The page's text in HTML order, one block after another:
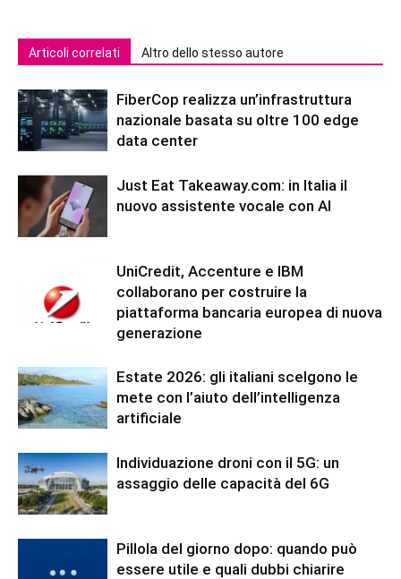
Articoli correlati Altro dello stesso autore
FiberCop realizza un’infrastruttura
nazionale basata su oltre 100 edge
data center
Just Eat Takeaway.com: in Italia il
nuovo assistente vocale con AI
UniCredit, Accenture e IBM
collaborano per costruire la
piattaforma bancaria europea di nuova
generazione
Estate 2026: gli italiani scelgono le
mete con l’aiuto dell’intelligenza
artificiale
Individuazione droni con il 5G: un
assaggio delle capacità del 6G
Pillola del giorno dopo: quando può
essere utile e quali dubbi chiarire